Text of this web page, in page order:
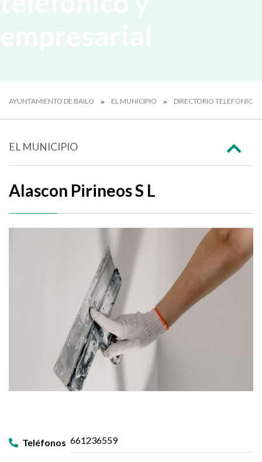
AYUNTAMIENTO DE BAILO EL MUNICIPIO DIRECTORIO TELEFÓNICO
EL MUNICIPIO
Alascon Pirineos S L
Teléfonos 661236559